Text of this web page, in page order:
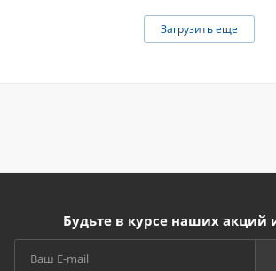
Загрузить еще
Будьте в курсе наших акций